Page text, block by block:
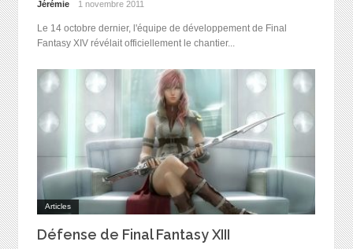
Jérémie 1 novembre 2011
Le 14 octobre dernier, l'équipe de développement de Final
Fantasy XIV révélait officiellement le chantier...
Articles
Défense de Final Fantasy XIII